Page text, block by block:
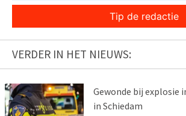
Tip de redactie
VERDER IN HET NIEUWS:
Gewonde bij explosie
in Schiedam